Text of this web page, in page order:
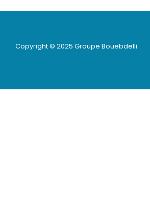
Copyright © 2025 Groupe Bouebdelli